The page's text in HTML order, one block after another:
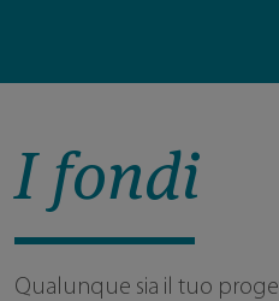
I fondi
Qualunque sia il tuo